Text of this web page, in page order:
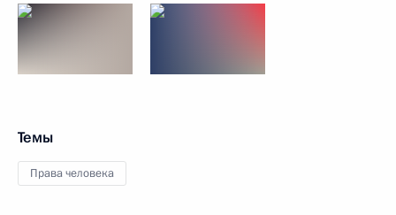
Темы
Права человека